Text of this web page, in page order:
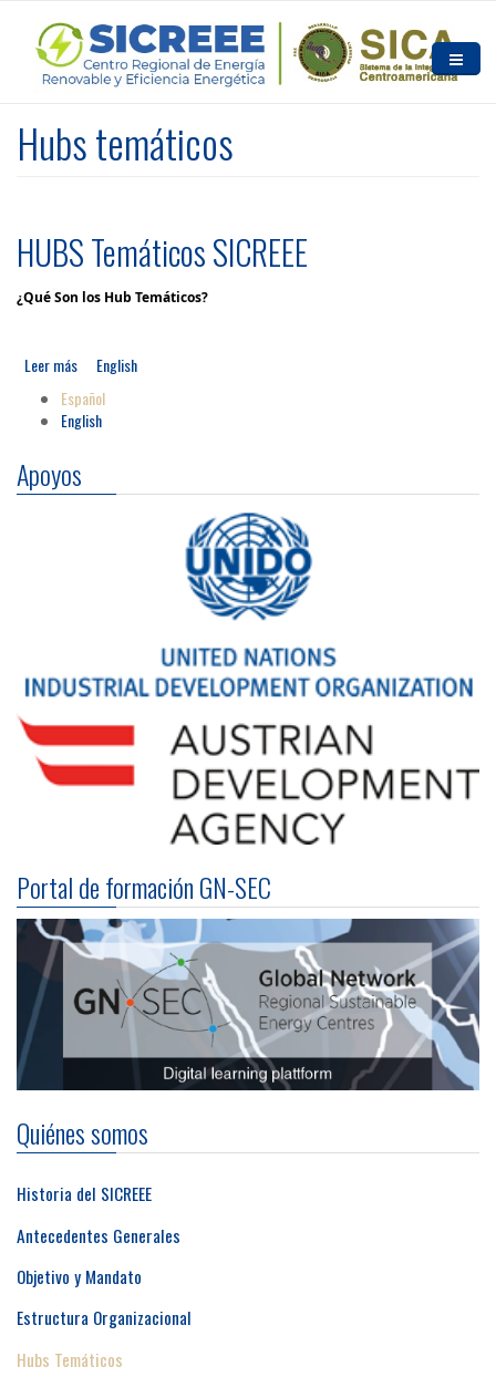
Inicio
Quiénes somos
Recursos
Contacto
Hubs temáticos
HUBS Temáticos SICREEE
¿Qué Son los Hub Temáticos?
Leer más sobre HUBS Temáticos SICREEE
English
Español
English
Apoyos
Portal de formación GN-SEC
Quiénes somos
Historia del SICREEE
Antecedentes Generales
Objetivo y Mandato
Estructura Organizacional
Hubs Temáticos